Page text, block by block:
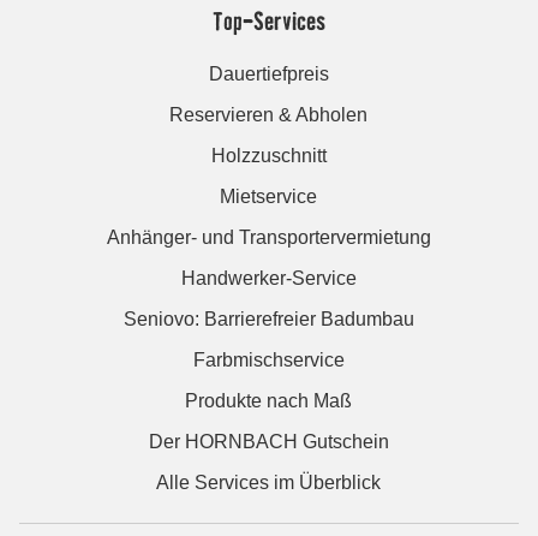
Top-Services
Dauertiefpreis
Reservieren & Abholen
Holzzuschnitt
Mietservice
Anhänger- und Transportervermietung
Handwerker-Service
Seniovo: Barrierefreier Badumbau
Farbmischservice
Produkte nach Maß
Der HORNBACH Gutschein
Alle Services im Überblick